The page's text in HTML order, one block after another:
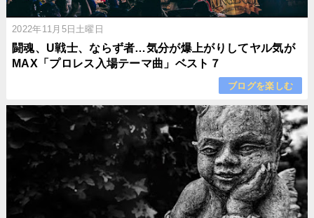
2022年11月5日土曜日
闘魂、U戦士、ならず者…気分が爆上がりしてヤル気が
MAX「プロレス入場テーマ曲」ベスト７
ブログを楽しむ